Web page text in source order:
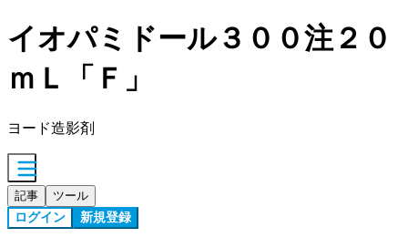
イオパミドール３００注２０
ｍＬ「Ｆ」
ヨード造影剤
記事 ツール
ログイン 新規登録